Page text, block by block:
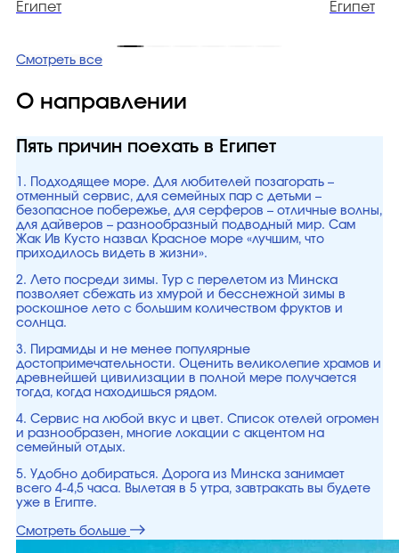
Египет Египет
Смотреть все
О направлении
Пять причин поехать в Египет
1. Подходящее море. Для любителей позагорать –
отменный сервис, для семейных пар с детьми –
безопасное побережье, для серферов – отличные волны,
для дайверов – разнообразный подводный мир. Сам
Жак Ив Кусто назвал Красное море «лучшим, что
приходилось видеть в жизни».
2. Лето посреди зимы. Тур с перелетом из Минска
позволяет сбежать из хмурой и бесснежной зимы в
роскошное лето с большим количеством фруктов и
солнца.
3. Пирамиды и не менее популярные
достопримечательности. Оценить великолепие храмов и
древнейшей цивилизации в полной мере получается
тогда, когда находишься рядом.
4. Сервис на любой вкус и цвет. Список отелей огромен
и разнообразен, многие локации с акцентом на
семейный отдых.
5. Удобно добираться. Дорога из Минска занимает
всего 4-4,5 часа. Вылетая в 5 утра, завтракать вы будете
уже в Египте.
Смотреть больше